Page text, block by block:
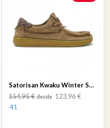
Satorisan Kwaku Winter Suede Faded Chesnut
154,95 € desde 123,96 €
41